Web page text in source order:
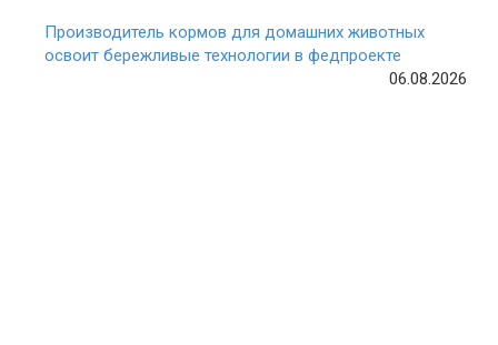
Производитель кормов для домашних животных
освоит бережливые технологии в федпроекте
06.08.2026